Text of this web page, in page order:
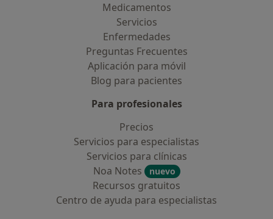
Medicamentos
Servicios
Enfermedades
Preguntas Frecuentes
Aplicación para móvil
Blog para pacientes
Para profesionales
Precios
Servicios para especialistas
Servicios para clínicas
Noa Notes
nuevo
Recursos gratuitos
Centro de ayuda para especialistas